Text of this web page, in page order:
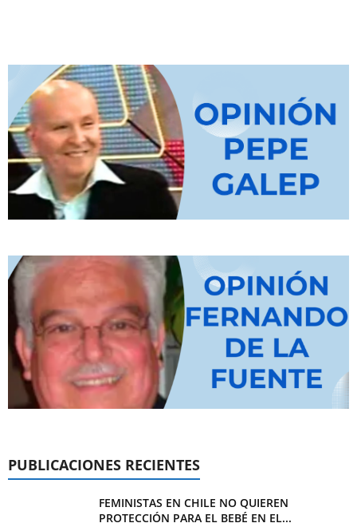
PUBLICACIONES RECIENTES
FEMINISTAS EN CHILE NO QUIEREN
PROTECCIÓN PARA EL BEBÉ EN EL...